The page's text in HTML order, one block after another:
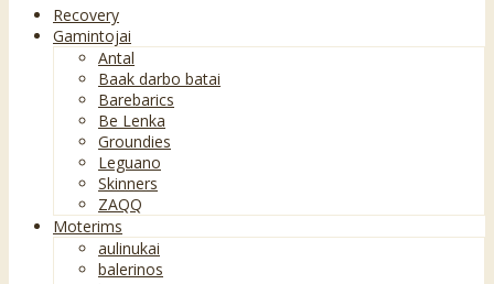
Recovery
Gamintojai
Antal
Baak darbo batai
Barebarics
Be Lenka
Groundies
Leguano
Skinners
ZAQQ
Moterims
aulinukai
balerinos